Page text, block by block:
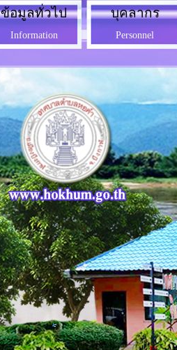
ข้อมูลทั่วไป
Information
บุคลากร
Personnel